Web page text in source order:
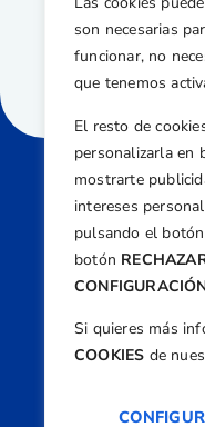
son necesarias
funcionar, no
que tenemos
El resto de
personalizarla en
mostrarte
intereses
pulsando el botón
botón
Si quieres más
COOKIES de